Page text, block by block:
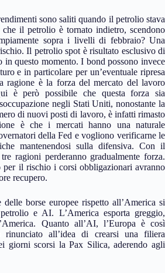
sono saliti quando il petrolio stava
il petrolio è tornato indietro, scendono
sopra i livelli di febbraio? Una
Il petrolio spot è risultato esclusivo di
in questo momento. I bond possono invece
e in particolare per un’eventuale ripresa
ragione è la forza del mercato del lavoro
è però possibile che questa forza sia
negli Stati Uniti, nonostante la
di nuovi posti di lavoro, è infatti rimasto
è che i mercati hanno una naturale
della Fed e vogliono verificarne le
mantenendosi sulla difensiva. Con il
ragioni perderanno gradualmente forza.
per il rischio i corsi obbligazionari avranno
recupero.
borse europee rispetto all’America si
e AI. L’America esporta greggio,
Quanto all’AI, l’Europa è così
all’idea di crearsi una filiera
giorni scorsi la Pax Silica, aderendo agli